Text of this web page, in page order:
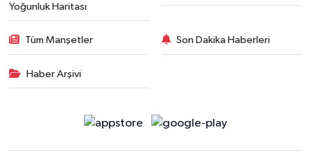
Yoğunluk Haritası
Tüm Manşetler Son Dakika Haberleri
Haber Arşivi